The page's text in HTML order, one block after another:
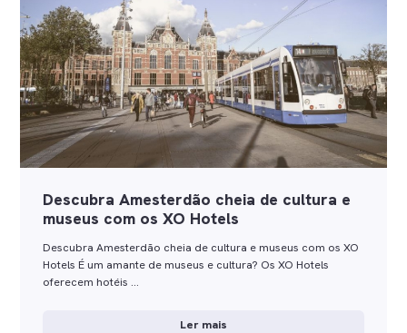
Descubra Amesterdão cheia de cultura e
museus com os XO Hotels
Descubra Amesterdão cheia de cultura e museus com os XO
Hotels É um amante de museus e cultura? Os XO Hotels
oferecem hotéis …
Ler mais